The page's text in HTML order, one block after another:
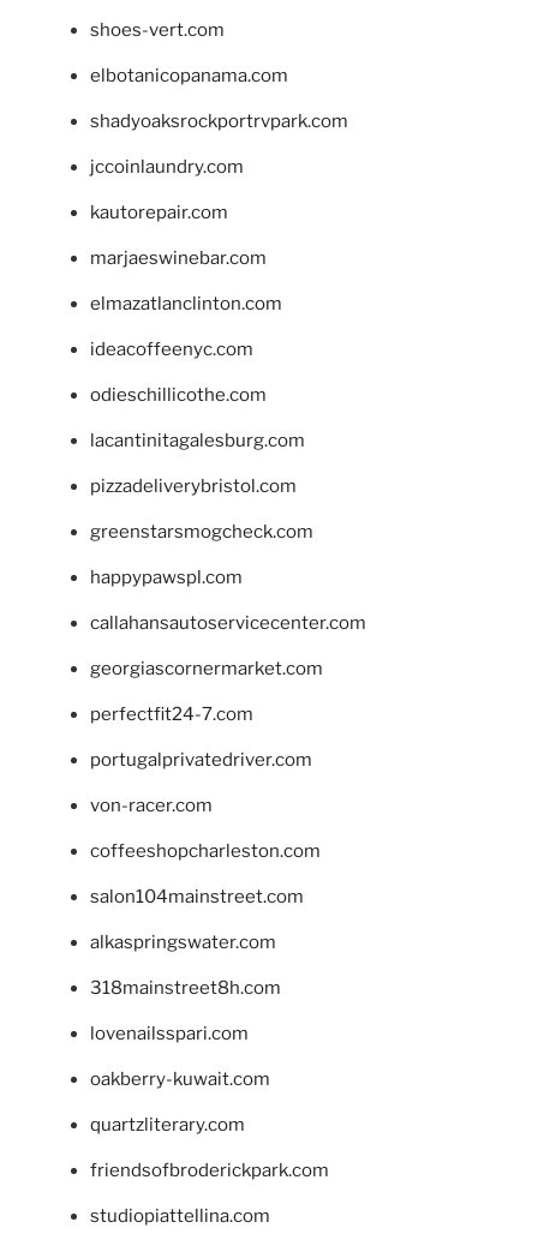
shoes-vert.com
elbotanicopanama.com
shadyoaksrockportrvpark.com
jccoinlaundry.com
kautorepair.com
marjaeswinebar.com
elmazatlanclinton.com
ideacoffeenyc.com
odieschillicothe.com
lacantinitagalesburg.com
pizzadeliverybristol.com
greenstarsmogcheck.com
happypawspl.com
callahansautoservicecenter.com
georgiascornermarket.com
perfectfit24-7.com
portugalprivatedriver.com
von-racer.com
coffeeshopcharleston.com
salon104mainstreet.com
alkaspringswater.com
318mainstreet8h.com
lovenailsspari.com
oakberry-kuwait.com
quartzliterary.com
friendsofbroderickpark.com
studiopiattellina.com